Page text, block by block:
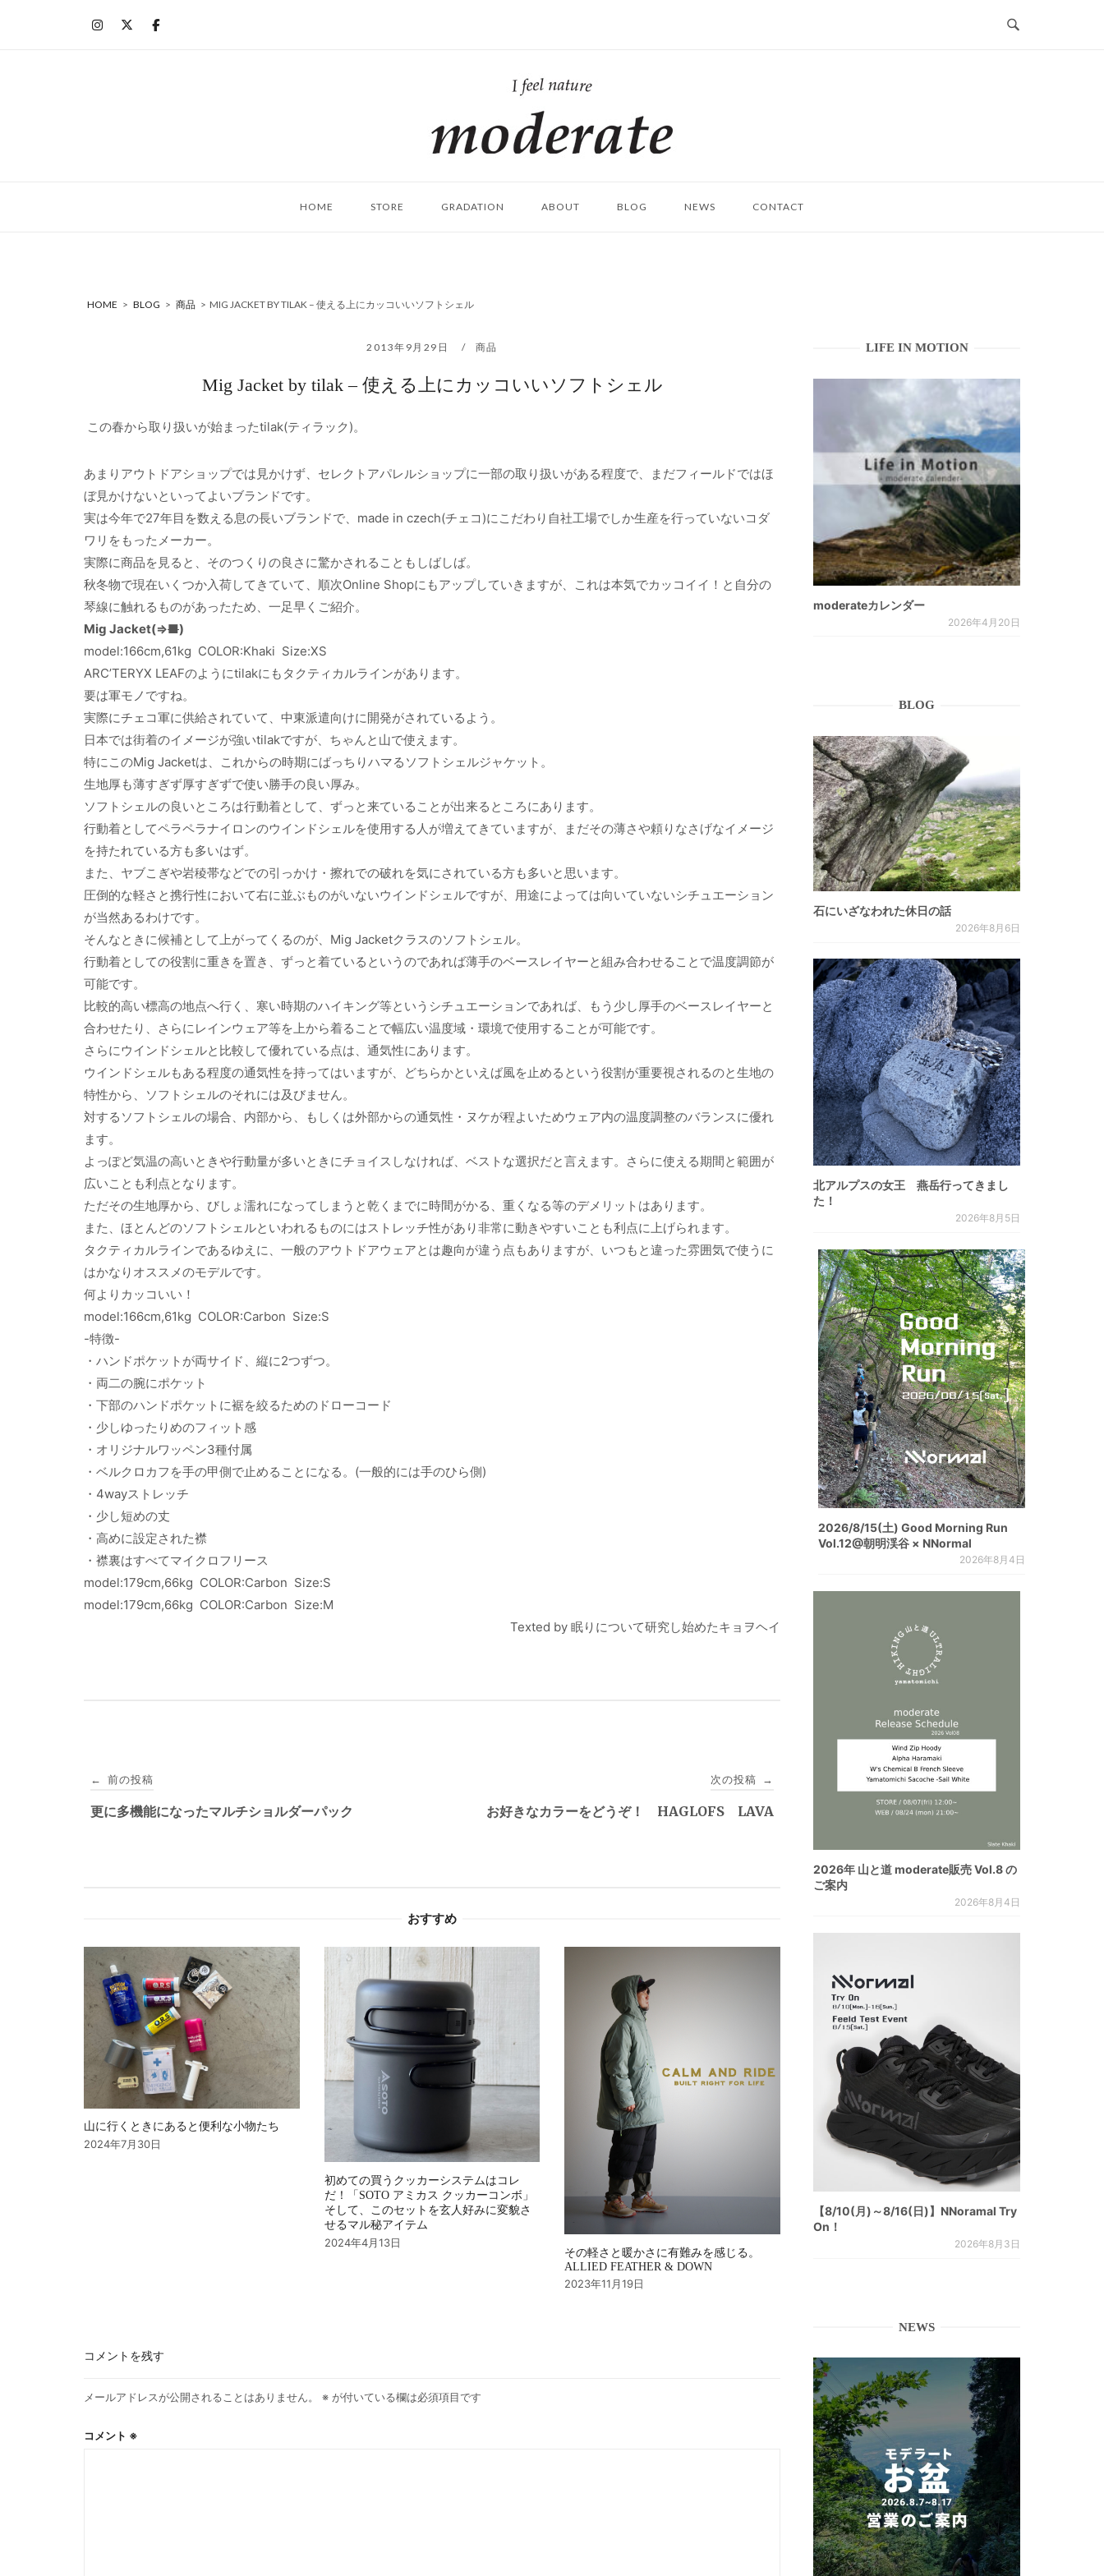
ム
HOME STORE GRADATION ABOUT BLOG NEWS CONTACT
HOME > BLOG > 商品 > MIG JACKET BY TILAK – 使える上にカッコいいソフトシェル
2013年9月29日 商品
Mig Jacket by tilak – 使える上にカッコいいソフトシェル
この春から取り扱いが始まったtilak(ティラック)。
あまりアウトドアショップでは見かけず、セレクトアパレルショップに一部の取り扱いがある程度で、まだフィールドではほ
ぼ見かけないといってよいブランドです。
実は今年で27年目を数える息の長いブランドで、made in czech(チェコ)にこだわり自社工場でしか生産を行っていないコダ
ワリをもったメーカー。
実際に商品を見ると、そのつくりの良さに驚かされることもしばしば。
秋冬物で現在いくつか入荷してきていて、順次Online Shopにもアップしていきますが、これは本気でカッコイイ！と自分の
琴線に触れるものがあったため、一足早くご紹介。
Mig Jacket(⇒■)
model:166cm,61kg COLOR:Khaki Size:XS
ARC’TERYX LEAFのようにtilakにもタクティカルラインがあります。
要は軍モノですね。
実際にチェコ軍に供給されていて、中東派遣向けに開発がされているよう。
日本では街着のイメージが強いtilakですが、ちゃんと山で使えます。
特にこのMig Jacketは、これからの時期にばっちりハマるソフトシェルジャケット。
生地厚も薄すぎず厚すぎずで使い勝手の良い厚み。
ソフトシェルの良いところは行動着として、ずっと来ていることが出来るところにあります。
行動着としてペラペラナイロンのウインドシェルを使用する人が増えてきていますが、まだその薄さや頼りなさげなイメージ
を持たれている方も多いはず。
また、ヤブこぎや岩稜帯などでの引っかけ・擦れでの破れを気にされている方も多いと思います。
圧倒的な軽さと携行性において右に並ぶものがいないウインドシェルですが、用途によっては向いていないシチュエーション
が当然あるわけです。
そんなときに候補として上がってくるのが、Mig Jacketクラスのソフトシェル。
行動着としての役割に重きを置き、ずっと着ているというのであれば薄手のベースレイヤーと組み合わせることで温度調節が
可能です。
比較的高い標高の地点へ行く、寒い時期のハイキング等というシチュエーションであれば、もう少し厚手のベースレイヤーと
合わせたり、さらにレインウェア等を上から着ることで幅広い温度域・環境で使用することが可能です。
さらにウインドシェルと比較して優れている点は、通気性にあります。
ウインドシェルもある程度の通気性を持ってはいますが、どちらかといえば風を止めるという役割が重要視されるのと生地の
特性から、ソフトシェルのそれには及びません。
対するソフトシェルの場合、内部から、もしくは外部からの通気性・ヌケが程よいためウェア内の温度調整のバランスに優れ
ます。
よっぽど気温の高いときや行動量が多いときにチョイスしなければ、ベストな選択だと言えます。さらに使える期間と範囲が
広いことも利点となります。
ただその生地厚から、びしょ濡れになってしまうと乾くまでに時間がかる、重くなる等のデメリットはあります。
また、ほとんどのソフトシェルといわれるものにはストレッチ性があり非常に動きやすいことも利点に上げられます。
タクティカルラインであるゆえに、一般のアウトドアウェアとは趣向が違う点もありますが、いつもと違った雰囲気で使うに
はかなりオススメのモデルです。
何よりカッコいい！
model:166cm,61kg COLOR:Carbon Size:S
-特徴-
・ハンドポケットが両サイド、縦に2つずつ。
・両二の腕にポケット
・下部のハンドポケットに裾を絞るためのドローコード
・少しゆったりめのフィット感
・オリジナルワッペン3種付属
・ベルクロカフを手の甲側で止めることになる。(一般的には手のひら側)
・4wayストレッチ
・少し短めの丈
・高めに設定された襟
・襟裏はすべてマイクロフリース
model:179cm,66kg COLOR:Carbon Size:S
model:179cm,66kg COLOR:Carbon Size:M
Texted by 眠りについて研究し始めたキョヲヘイ
稿
シ
ョ
ン
← 前の投稿
更に多機能になったマルチショルダーパック
次の投稿 →
お好きなカラーをどうぞ！ HAGLOFS LAVA
おすすめ
山に行くときにあると便利な小物たち
2024年7月30日
初めての買うクッカーシステムはコレ
だ！「SOTO アミカス クッカーコンボ」
そして、このセットを玄人好みに変貌さ
せるマル秘アイテム
2024年4月13日
その軽さと暖かさに有難みを感じる。
ALLIED FEATHER & DOWN
2023年11月19日
コメントを残す
メールアドレスが公開されることはありません。 ※ が付いている欄は必須項目です
コメント ※
LIFE IN MOTION
moderateカレンダー
2026年4月20日
BLOG
石にいざなわれた休日の話
2026年8月6日
北アルプスの女王 燕岳行ってきまし
た！
2026年8月5日
2026/8/15(土) Good Morning Run
Vol.12@朝明渓谷 × NNormal
2026年8月4日
2026年 山と道 moderate販売 Vol.8 の
ご案内
2026年8月4日
【8/10(月)～8/16(日)】NNoramal Try
On！
2026年8月3日
NEWS